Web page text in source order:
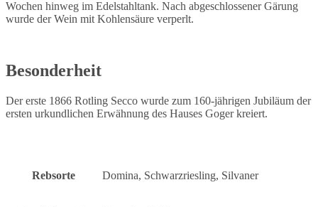
Wochen hinweg im Edelstahltank. Nach abgeschlossener Gärung
wurde der Wein mit Kohlensäure verperlt.
Besonderheit
Der erste 1866 Rotling Secco wurde zum 160-jährigen Jubiläum der
ersten urkundlichen Erwähnung des Hauses Goger kreiert.
Rebsorte Domina, Schwarzriesling, Silvaner